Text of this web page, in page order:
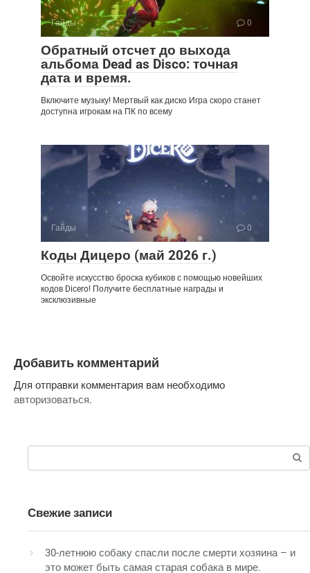
Гайды 0
Обратный отсчет до выхода
альбома Dead as Disco: точная
дата и время.
Включите музыку! Мертвый как диско Игра скоро станет
доступна игрокам на ПК по всему
Гайды 0
Коды Дицеро (май 2026 г.)
Освойте искусство броска кубиков с помощью новейших
кодов Dicero! Получите бесплатные награды и
эксклюзивные
Добавить комментарий
Для отправки комментария вам необходимо
авторизоваться.
Поиск:
Свежие записи
30-летнюю собаку спасли после смерти хозяина – и
это может быть самая старая собака в мире.